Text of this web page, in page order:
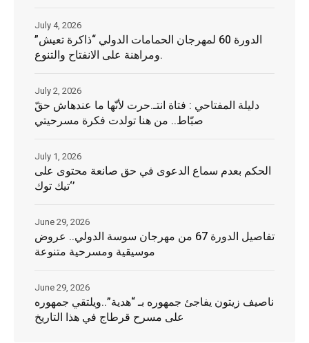
الدورة 60 لمهرجان الحمامات الدولي “ذاكرة تعيش”
ومراهنة على الانفتاح والتنوع.
July 4, 2026
دليلة المفتاحي : فتاة انتـ.حرت لأنّها ما عندهاش حقّ
صبّاط.. من هنا تولدت فكرة مسرحيتي
July 2, 2026
الحكم بعدم سماع الدعوى في حق صانعة محتوى على
‘تيك توك’
July 1, 2026
تفاصيل الدورة 67 من مهرجان سوسة الدولي.. عروض
موسيقية ومسرحية متنوعة
June 29, 2026
ناصيف زيتون يفاجئ جمهوره بـ “هدية”..ويلتقي جمهوره
على مسرح قرطاج في هذا التاريخ
June 29, 2026